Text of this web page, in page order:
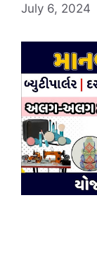
July 6, 2024